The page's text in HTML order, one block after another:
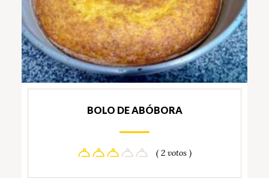
BOLO DE ABÓBORA
( 2 votos )